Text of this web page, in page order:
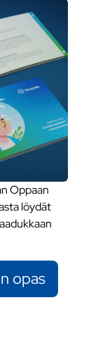
Oppaan
löydät
opas